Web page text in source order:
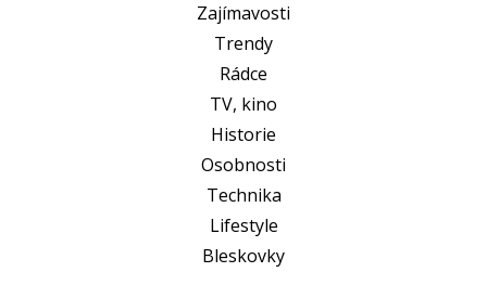
Zajímavosti
Trendy
Rádce
TV, kino
Historie
Osobnosti
Technika
Lifestyle
Bleskovky